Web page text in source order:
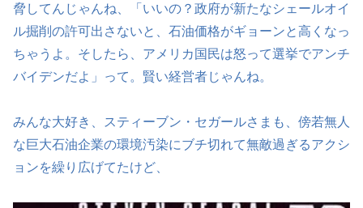
脅してんじゃんね、「いいの？政府が新たなシェールオイ
ル掘削の許可出さないと、石油価格がギョーンと高くなっ
ちゃうよ。そしたら、アメリカ国民は怒って選挙でアンチ
バイデンだよ」って。賢い経営者じゃんね。
みんな大好き、スティーブン・セガールさまも、傍若無人
な巨大石油企業の環境汚染にブチ切れて無敵過ぎるアクシ
ョンを繰り広げてたけど、